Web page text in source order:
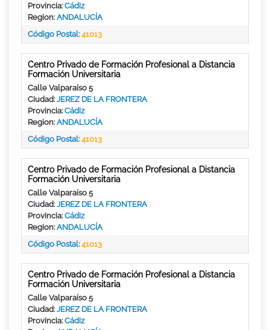
Provincia:Cádiz
Region:ANDALUCÍA
Código Postal:41013
Centro Privado de Formación Profesional a Distancia
Formación Universitaria
Calle Valparaíso 5
Ciudad:JEREZ DE LA FRONTERA
Provincia:Cádiz
Region:ANDALUCÍA
Código Postal:41013
Centro Privado de Formación Profesional a Distancia
Formación Universitaria
Calle Valparaíso 5
Ciudad:JEREZ DE LA FRONTERA
Provincia:Cádiz
Region:ANDALUCÍA
Código Postal:41013
Centro Privado de Formación Profesional a Distancia
Formación Universitaria
Calle Valparaíso 5
Ciudad:JEREZ DE LA FRONTERA
Provincia:Cádiz